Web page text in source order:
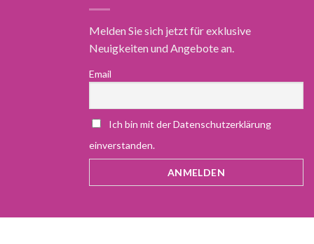
Melden Sie sich jetzt für exklusive
Neuigkeiten und Angebote an.
Email
Ich bin mit der Datenschutzerklärung
einverstanden.